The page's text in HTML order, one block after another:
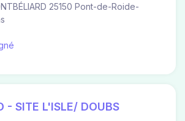
25150 Pont-de-Roide-
- SITE L'ISLE/ DOUBS